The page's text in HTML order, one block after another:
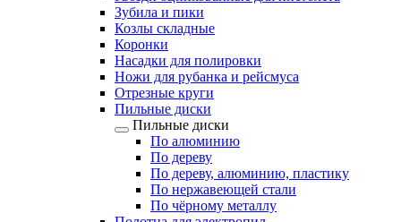
Зубила и пики
Козлы складные
Коронки
Насадки для полировки
Ножи для рубанка и рейсмуса
Отрезные круги
Пильные диски
Пильные диски
По алюминию
По дереву
По дереву, алюминию, пластику
По нержавеющей стали
По чёрному металлу